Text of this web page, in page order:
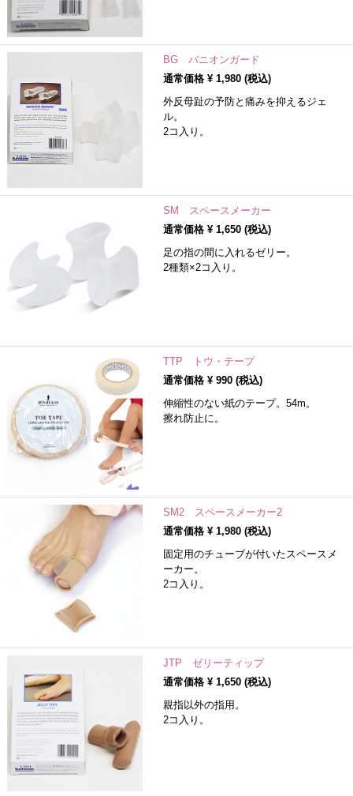
BG バニオンガード
通常価格 ¥ 1,980(税込)
外反母趾の予防と痛みを抑えるジェ
ル。
2コ入り。
SM スペースメーカー
通常価格 ¥ 1,650(税込)
足の指の間に入れるゼリー。
2種類×2コ入り。
TTP トウ・テープ
通常価格 ¥ 990(税込)
伸縮性のない紙のテープ。54m。
擦れ防止に。
SM2 スペースメーカー2
通常価格 ¥ 1,980(税込)
固定用のチューブが付いたスペースメ
ーカー。
2コ入り。
JTP ゼリーティップ
通常価格 ¥ 1,650(税込)
親指以外の指用。
2コ入り。